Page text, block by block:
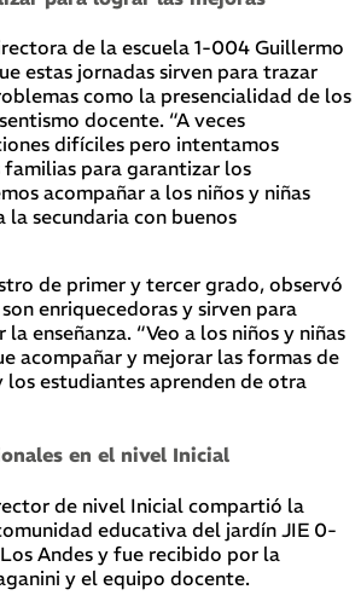
de la escuela 1-004 Guillermo
estas jornadas sirven para trazar
como la presencialidad de los
docente. “A veces
difíciles pero intentamos
para garantizar los
acompañar a los niños y niñas
la secundaria con buenos
de primer y tercer grado, observó
enriquecedoras y sirven para
enseñanza. “Veo a los niños y niñas
acompañar y mejorar las formas de
los estudiantes aprenden de otra
en el nivel Inicial
de nivel Inicial compartió la
educativa del jardín JIE 0-
Andes y fue recibido por la
y el equipo docente.